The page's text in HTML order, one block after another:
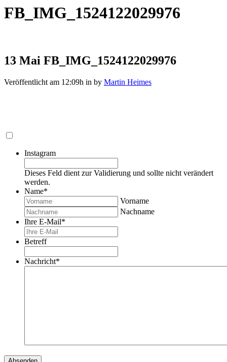
FB_IMG_1524122029976
13 Mai FB_IMG_1524122029976
Veröffentlicht am 12:09h in by Martin Heimes
Instagram
Dieses Feld dient zur Validierung und sollte nicht verändert
werden.
Name*
Vorname
Nachname
Ihre E-Mail*
Betreff
Nachricht*